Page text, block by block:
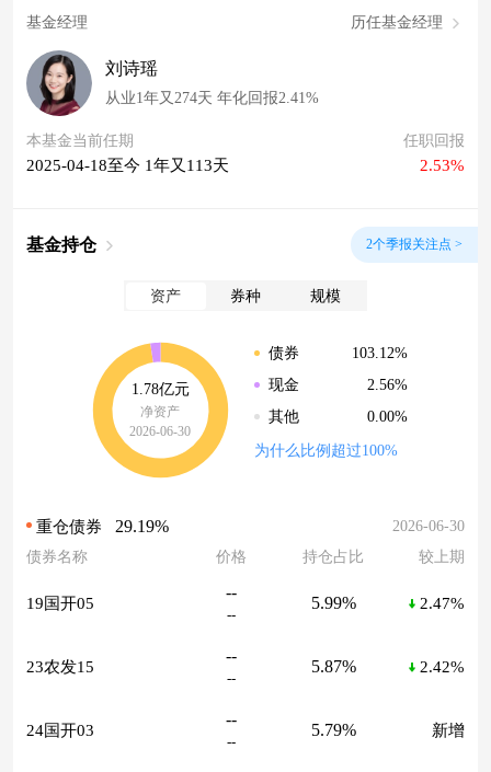
基金经理 历任基金经理
刘诗瑶
从业1年又274天 年化回报2.41%
本基金当前任期
2025-04-18至今 1年又113天
任职回报
2.53%
基金持仓 2个季报关注点 >
资产 券种 规模
1.78亿元
净资产
2026-06-30
债券
103.12%
现金
2.56%
其他
0.00%
为什么比例超过100%
重仓债券 29.19%
2026-06-30
债券名称
价格 持仓占比 较上期
19国开05
--
--
5.99% 2.47%
23农发15
--
--
5.87% 2.42%
24国开03
--
--
5.79% 新增